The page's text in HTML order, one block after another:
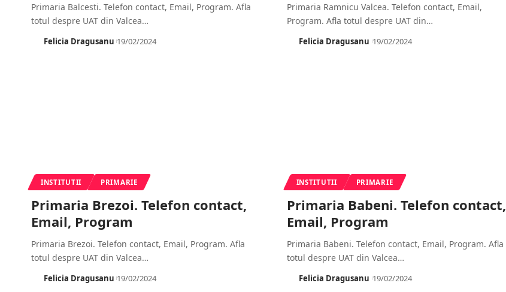
Primaria Balcesti. Telefon contact, Email, Program. Afla
totul despre UAT din Valcea…
Felicia Dragusanu 19/02/2024
Primaria Ramnicu Valcea. Telefon contact, Email,
Program. Afla totul despre UAT din…
Felicia Dragusanu 19/02/2024
INSTITUTII PRIMARIE
Primaria Brezoi. Telefon contact,
Email, Program
Primaria Brezoi. Telefon contact, Email, Program. Afla
totul despre UAT din Valcea…
Felicia Dragusanu 19/02/2024
INSTITUTII PRIMARIE
Primaria Babeni. Telefon contact,
Email, Program
Primaria Babeni. Telefon contact, Email, Program. Afla
totul despre UAT din Valcea…
Felicia Dragusanu 19/02/2024